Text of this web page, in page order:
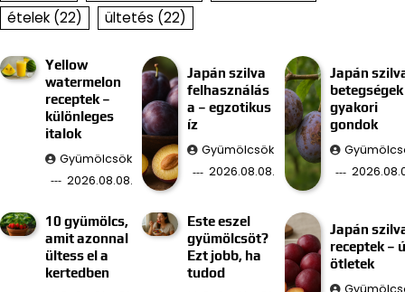
ételek (22) ültetés (22)
Yellow
watermelon
receptek –
különleges
italok
Gyümölcsök
2026.08.08.
Japán szilva
felhasználás
a – egzotikus
íz
Gyümölcsök
2026.08.08.
Japán
betegségek
gyakori
gondok
10 gyümölcs,
amit azonnal
ültess el a
kertedben
Este eszel
gyümölcsöt?
Ezt jobb, ha
tudod
Japán
receptek –
ötletek